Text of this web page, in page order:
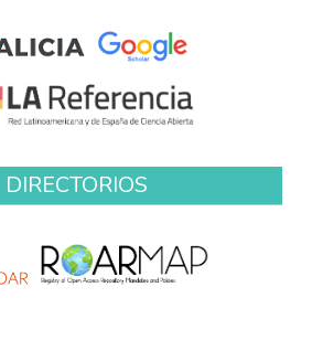
DIRECTORIOS